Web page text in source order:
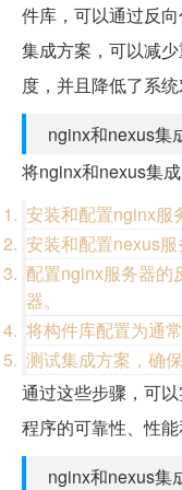
件库，可以通过反
集成方案，可以减
度，并且降低了系
nginx和nexus集
将nginx和nexus集
安装和配置nginx服
安装和配置nexus服
配置nginx服务器的
器。
将构件库配置为通
测试集成方案，确
通过这些步骤，可
程序的可靠性、性能
nginx和nexus集